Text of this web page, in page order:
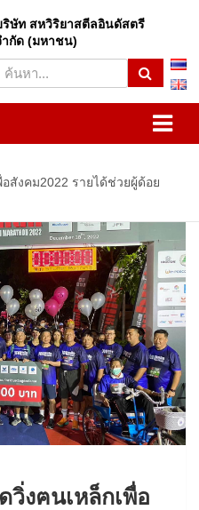
Industries
ริษัท สหวิริยาสตีลอินดัสตรี
ำกัด (มหาชน)
สังคม2022 รายได้ช่วยผู้ด้อย
งฅนเหล็กเพื่อ